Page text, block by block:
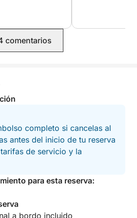
ni coste
comentarios
completo si cancelas al
antes del inicio de tu reserva
de servicio y la
para esta reserva:
a bordo incluido